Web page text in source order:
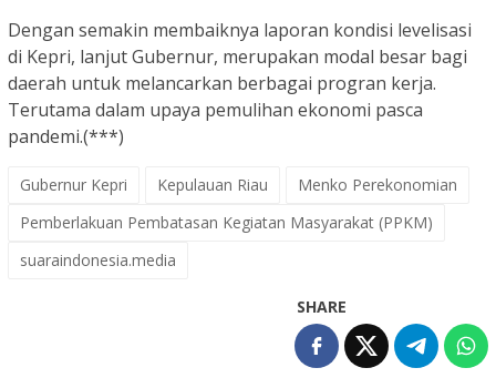
Dengan semakin membaiknya laporan kondisi levelisasi
di Kepri, lanjut Gubernur, merupakan modal besar bagi
daerah untuk melancarkan berbagai progran kerja.
Terutama dalam upaya pemulihan ekonomi pasca
pandemi.(***)
Gubernur Kepri Kepulauan Riau
Menko Perekonomian
Pemberlakuan Pembatasan Kegiatan Masyarakat (PPKM)
suaraindonesia.media
SHARE